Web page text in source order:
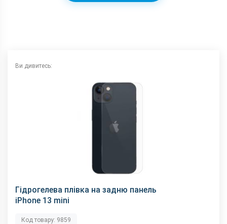
Ви дивитесь:
Гідрогелева плівка на задню панель
iPhone 13 mini
Код товару: 9859